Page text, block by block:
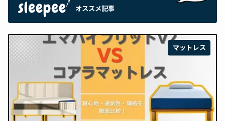
オススメ記事
マットレス